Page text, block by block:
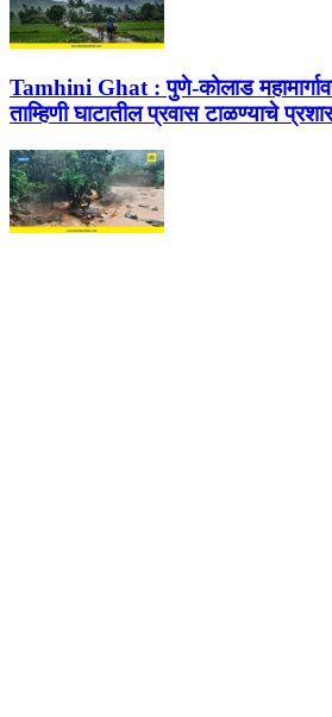
Tamhini Ghat : पुणे-कोलाड
ताम्हिणी घाटातील प्रवास टाळण्याचे